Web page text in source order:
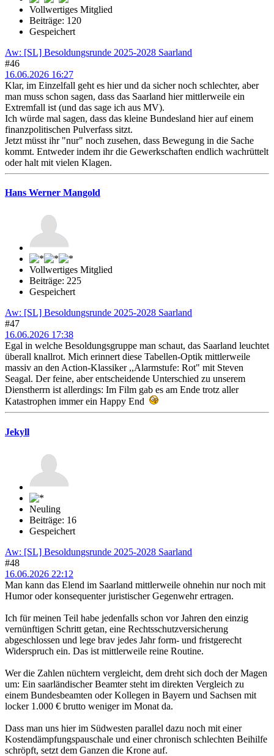
Vollwertiges Mitglied
Beiträge: 120
Gespeichert
Aw: [SL] Besoldungsrunde 2025-2028 Saarland
#46
16.06.2026 16:27
Klar, im Einzelfall geht es hier und da sicher noch schlechter, aber
man muss schon sagen, dass das Saarland hier mittlerweile ein
Extremfall ist (und das sage ich aus MV).
Ich würde mal sagen, dass das kleine Bundesland hier auf einem
finanzpolitischen Pulverfass sitzt.
Jetzt müsst ihr "nur" noch zusehen, dass Bewegung in die Sache
kommt. Entweder indem ihr die Gewerkschaften endlich wachrüttelt
oder halt mit vielen Klagen.
Hans Werner Mangold
Vollwertiges Mitglied
Beiträge: 225
Gespeichert
Aw: [SL] Besoldungsrunde 2025-2028 Saarland
#47
16.06.2026 17:38
Egal in welche Besoldungsgruppe man schaut, das Saarland leuchtet
überall knallrot. Mich erinnert diese Tabellen-Optik mittlerweile
massiv an den Action-Klassiker ,,Alarmstufe: Rot" mit Steven
Seagal. Der feine, aber entscheidende Unterschied zu unserem
Dienstherrn ist allerdings: Im Film gab es am Ende trotz aller
Katastrophen immer ein Happy End
Jekyll
Neuling
Beiträge: 16
Gespeichert
Aw: [SL] Besoldungsrunde 2025-2028 Saarland
#48
16.06.2026 22:12
Man kann das Elend im Saarland mittlerweile ohnehin nur noch mit
Humor oder konsequenter juristischer Gegenwehr ertragen.
Ich für meinen Teil habe jedenfalls schon vor Jahren den einzig
vernünftigen Schritt getan, eine Rechtsschutzversicherung
abgeschlossen und lege brav jedes Jahr form- und fristgerecht
Widerspruch ein. Das ist mittlerweile reine Routine.
Wer die Zahlen nüchtern vergleicht, dem dreht sich doch der Magen
um: Ein saarländischer Beamter steht im direkten Vergleich zu
einem Bundesbeamten oder Kollegen in Bayern und Sachsen mit
locker 1.000 € brutto weniger im Monat da.
Dass man uns hier im Südwesten parallel dazu noch mit einer
Kostendämpfungspauschale und einer chronisch schlechten Beihilfe
schröpft, setzt dem Ganzen die Krone auf.